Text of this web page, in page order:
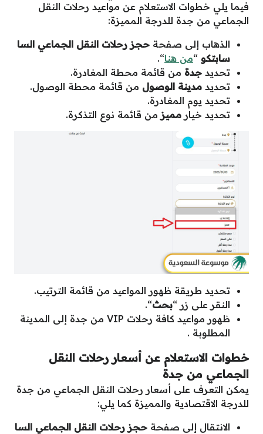
فيما يلي خطوات الاستعلام عن مواعيد رحلات النقل
الجماعي من جدة للدرجة المميزة:
الذهاب إلى صفحة حجز رحلات النقل الجماعي السا
سابتكو “من هنا“.
تحديد جدة من قائمة محطة المغادرة.
تحديد مدينة الوصول من قائمة محطة الوصول.
تحديد يوم المغادرة.
تحديد خيار مميز من قائمة نوع التذكرة.
تحديد طريقة ظهور المواعيد من قائمة الترتيب.
النقر على زر “بحث“.
ظهور مواعيد كافة رحلات VIP من جدة إلى المدينة
المطلوبة .
خطوات الاستعلام عن أسعار رحلات النقل
الجماعي من جدة
يمكن التعرف على أسعار رحلات النقل الجماعي من جدة
للدرجة الاقتصادية والمميزة كما يلي:
الانتقال إلى صفحة حجز رحلات النقل الجماعي السا